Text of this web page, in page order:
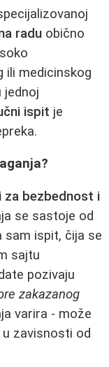
radu obično
ili medicinskog
jednoj
ispit je
za bezbednost i
se sastoje od
sam ispit, čija se
sajtu
pozivaju
zakazanog
varira - može
zavisnosti od